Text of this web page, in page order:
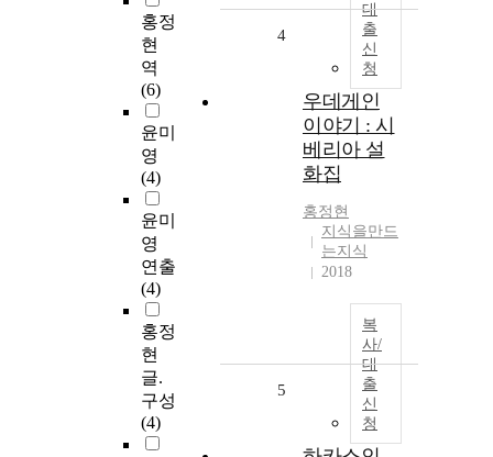
홍정
현
역
(6)
윤미
영
(4)
윤미
영
연출
(4)
홍정
현
글.
구성
(4)
대
출
신
청
4
우데게인
이야기 : 시
베리아 설
화집
홍정현
지식을만드
는지식
2018
복
사/
대
출
신
청
5